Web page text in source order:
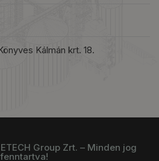
Kálmán krt. 18.
Group Zrt. – Minden jog
fenntartva!